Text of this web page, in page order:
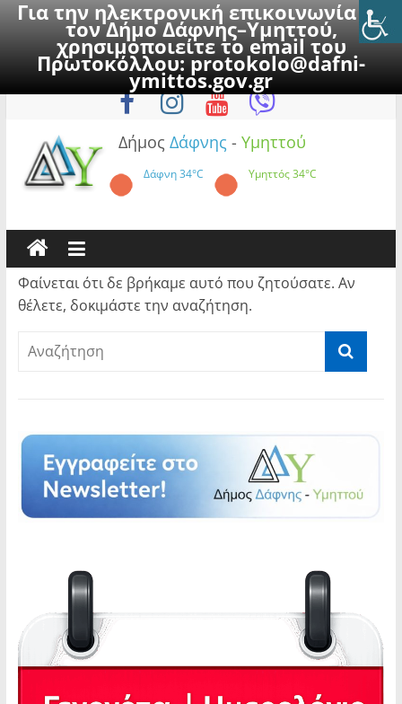
Για την ηλεκτρονική επικοινωνία με
τον Δήμο Δάφνης–Υμηττού,
χρησιμοποιείτε το email του
Πρωτοκόλλου:protokolo@dafni-
ymittos.gov.gr
to
Παρασκευή, 7 Αυγούστου 2026
Δήμος Δάφνης - Υμηττού
Δάφνη34°C Υμηττός34°C
Φαίνεται ότι δε βρήκαμε αυτό που ζητούσατε. Αν
θέλετε, δοκιμάστε την αναζήτηση.